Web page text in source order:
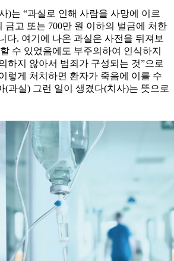
)는 “과실로 인해 사람을 사망에 이르
금고 또는 700만 원 이하의 벌금에 처한
다. 여기에 나온 과실은 사전을 뒤져보
수 있었음에도 부주의하여 인식하지
하지 않아서 범죄가 구성되는 것”으로
렇게 처치하면 환자가 죽음에 이를 수
(과실) 그런 일이 생겼다(치사)는 뜻으로